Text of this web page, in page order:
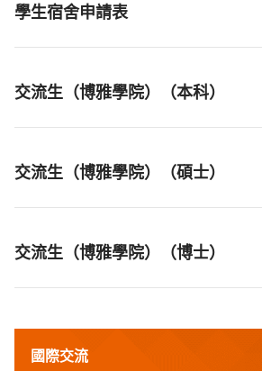
學生宿舍申請表
交流生（博雅學院）（本科）
交流生（博雅學院）（碩士）
交流生（博雅學院）（博士）
國際交流